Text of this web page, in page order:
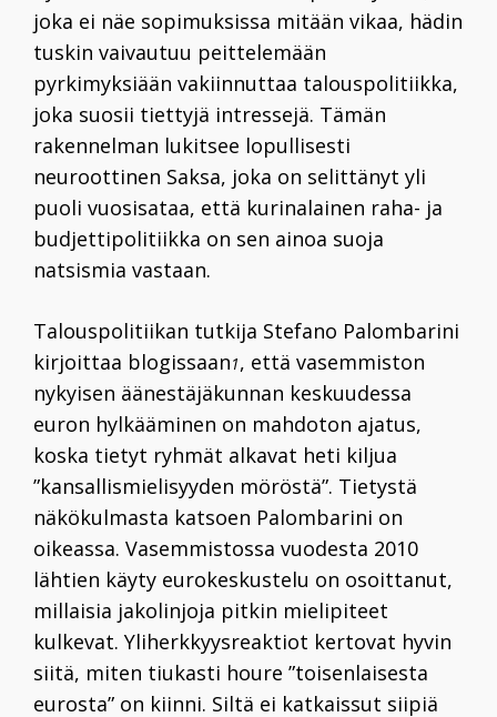
joka ei näe sopimuksissa mitään vikaa, hädin
tuskin vaivautuu peittelemään
pyrkimyksiään vakiinnuttaa talouspolitiikka,
joka suosii tiettyjä intressejä. Tämän
rakennelman lukitsee lopullisesti
neuroottinen Saksa, joka on selittänyt yli
puoli vuosisataa, että kurinalainen ­raha-­ ja
budjettipolitiikka on sen ainoa suoja
natsismia vastaan.
Talouspolitiikan tutkija Stefano Palombarini
kirjoittaa blogissaan1, että vasemmiston
nykyisen äänestäjäkunnan keskuudessa
euron hylkääminen on mahdoton ajatus,
koska tietyt ryhmät alkavat heti kiljua
”kansallismielisyyden möröstä”. Tietystä
näkökulmasta katsoen Palombarini on
oikeassa. Vasemmistossa vuodesta 2010
lähtien käyty eurokeskustelu on osoittanut,
millaisia jakolinjoja pitkin mielipiteet
kulkevat. Yliherkkyysreaktiot kertovat hyvin
siitä, miten tiukasti houre ”toisenlaisesta
eurosta” on kiinni. Siltä ei katkaissut siipiä